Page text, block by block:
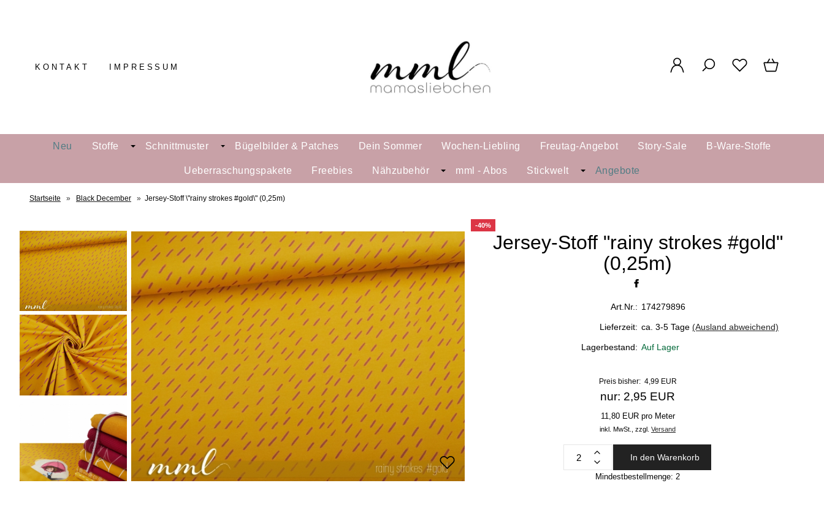
KONTAKT IMPRESSUM
Neu Stoffe Schnittmuster Bügelbilder & Patches Dein Sommer Wochen-Liebling Freutag-Angebot Story-Sale B-Ware-Stoffe
Ueberraschungspakete Freebies Nähzubehör mml - Abos Stickwelt Angebote
Startseite » Black December » Jersey-Stoff \"rainy strokes #gold\" (0,25m)
Jersey-Stoff "rainy strokes #gold"
(0,25m)
-40%
Art.Nr.: 174279896
Lieferzeit: ca. 3-5 Tage (Ausland abweichend)
Lagerbestand: Auf Lager
Preis bisher: 4,99 EUR
nur: 2,95 EUR
11,80 EUR pro Meter
inkl. MwSt., zzgl. Versand
In den Warenkorb
Mindestbestellmenge: 2